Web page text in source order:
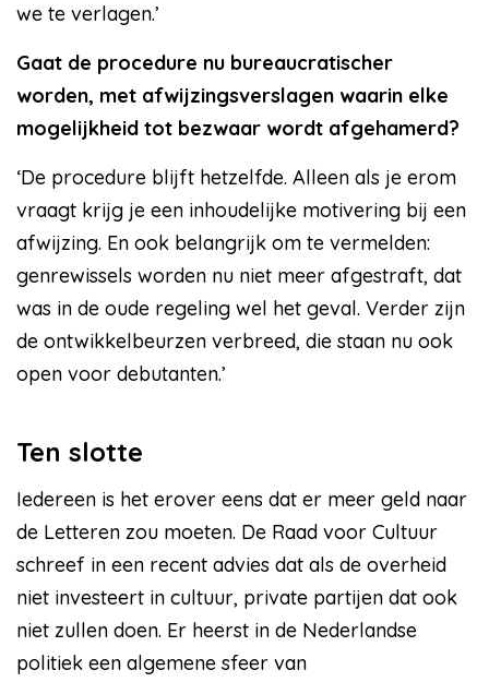
we te verlagen.’
Gaat de procedure nu bureaucratischer
worden, met afwijzingsverslagen waarin elke
mogelijkheid tot bezwaar wordt afgehamerd?
‘De procedure blijft hetzelfde. Alleen als je erom
vraagt krijg je een inhoudelijke motivering bij een
afwijzing. En ook belangrijk om te vermelden:
genrewissels worden nu niet meer afgestraft, dat
was in de oude regeling wel het geval. Verder zijn
de ontwikkelbeurzen verbreed, die staan nu ook
open voor debutanten.’
Ten slotte
Iedereen is het erover eens dat er meer geld naar
de Letteren zou moeten. De Raad voor Cultuur
schreef in een recent advies dat als de overheid
niet investeert in cultuur, private partijen dat ook
niet zullen doen. Er heerst in de Nederlandse
politiek een algemene sfeer van